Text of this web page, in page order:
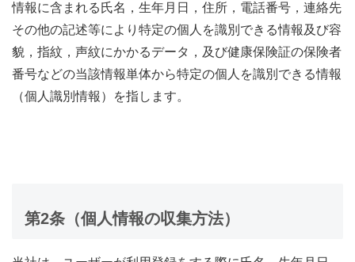
情報に含まれる氏名，生年月日，住所，電話番号，連絡先
その他の記述等により特定の個人を識別できる情報及び容
貌，指紋，声紋にかかるデータ，及び健康保険証の保険者
番号などの当該情報単体から特定の個人を識別できる情報
（個人識別情報）を指します。
第2条（個人情報の収集方法）